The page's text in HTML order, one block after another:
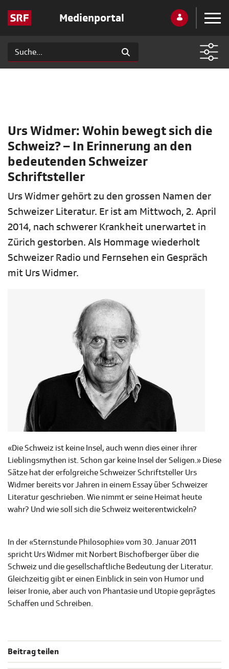
Medienportal
Urs Widmer: Wohin bewegt sich die
Schweiz? – In Erinnerung an den
bedeutenden Schweizer
Schriftsteller
Urs Widmer gehört zu den grossen Namen der
Schweizer Literatur. Er ist am Mittwoch, 2. April
2014, nach schwerer Krankheit unerwartet in
Zürich gestorben. Als Hommage wiederholt
Schweizer Radio und Fernsehen ein Gespräch
mit Urs Widmer.
«Die Schweiz ist keine Insel, auch wenn dies einer ihrer
Lieblingsmythen ist. Schon gar keine Insel der Seligen.» Diese
Sätze hat der erfolgreiche Schweizer Schriftsteller Urs
Widmer bereits vor Jahren in einem Essay über Schweizer
Literatur geschrieben. Wie nimmt er seine Heimat heute
wahr? Und wie soll sich die Schweiz weiterentwickeln?
In der «Sternstunde Philosophie» vom 30. Januar 2011
spricht Urs Widmer mit Norbert Bischofberger über die
Schweiz und die gesellschaftliche Bedeutung der Literatur.
Gleichzeitig gibt er einen Einblick in sein von Humor und
leiser Ironie, aber auch von Phantasie und Utopie geprägtes
Schaffen und Schreiben.
Beitrag teilen